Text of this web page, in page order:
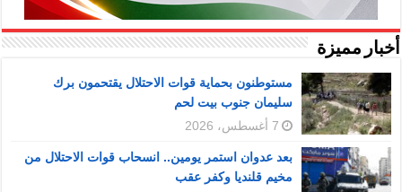
أخبار مميزة
مستوطنون بحماية قوات الاحتلال يقتحمون برك
سليمان جنوب بيت لحم
7 أغسطس، 2026
بعد عدوان استمر يومين.. انسحاب قوات الاحتلال من
مخيم قلنديا وكفر عقب